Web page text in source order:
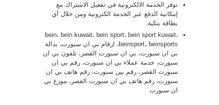
نوفر الخدمة الالكترونية في تفعيل الاشتراك مع
إمكانية الدفع عبر الخدمة الكترونية ومن خلال أي
بطاقة بنكية.
bein، bein kuwait، bein sport، bein sport kuwait،
beinsport، beinsports، ارقام بي ان سبورت، بدالة
بي ان سبورت، بي ان سبورت القصر، تلفون بي ان
سبورت، خدمة عملاء بي ان سبورت، رقم بي ان
سبورت القصر، رقم بين سبورت، رقم هاتف بي ان
سبورت، رقم هاتف بي ان سبورت القصر، موزع بي
ان سبورت